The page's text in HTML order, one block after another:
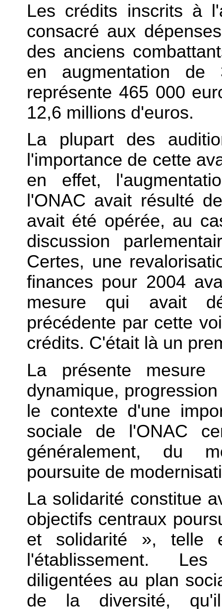
Les crédits inscrits à
consacré aux
des anciens
en augmentation de
représente 465 000
12,6 millions d'euros.
La plupart des
l'importance de cette
en effet,
l'ONAC avait résulté
avait été opérée, au
discussion
Certes, une
finances pour 2004
mesure qui avait
précédente par cette
crédits. C'était là un
La présente mesure
dynamique,
le contexte d'une
sociale de l'ONAC
généralement, du
poursuite de
La solidarité constitue
objectifs centraux
et solidarité », telle
l'établissement.
diligentées au plan
de la diversité,